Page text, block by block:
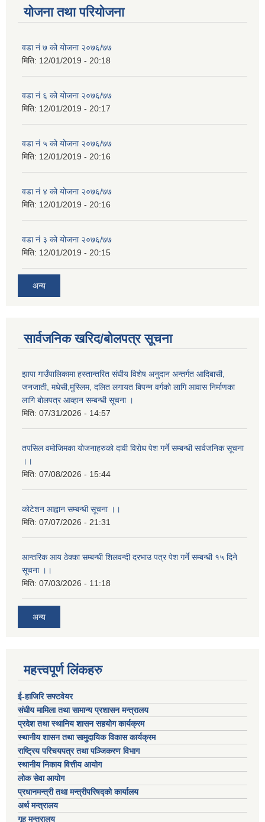
योजना तथा परियोजना
वडा नं ७ को योजना २०७६/७७
मिति: 12/01/2019 - 20:18
वडा नं ६ को योजना २०७६/७७
मिति: 12/01/2019 - 20:17
वडा नं ५ को योजना २०७६/७७
मिति: 12/01/2019 - 20:16
वडा नं ४ को योजना २०७६/७७
मिति: 12/01/2019 - 20:16
वडा नं ३ को योजना २०७६/७७
मिति: 12/01/2019 - 20:15
अन्य
सार्वजनिक खरिद/बोलपत्र सूचना
झापा गाउँपालिकामा हस्तान्तरित संघीय विशेष अनुदान अन्तर्गत आदिबासी,
जनजाती, मधेसी,मुस्लिम, दलित लगायत बिपन्न वर्गको लागि आवास निर्माणका
लागि बोलपत्र आव्हान सम्बन्धी सूचना ।
मिति: 07/31/2026 - 14:57
तपसिल वमोजिमका योजनाहरुको दावी विरोध पेश गर्ने सम्बन्धी सार्वजनिक सूचना
।।
मिति: 07/08/2026 - 15:44
कोटेशन आह्वान सम्बन्धी सूचना ।।
मिति: 07/07/2026 - 21:31
आन्तरिक आय ठेक्का सम्बन्धी शिलवन्दी दरभाउ पत्र पेश गर्ने सम्बन्धी १५ दिने
सूचना ।।
मिति: 07/03/2026 - 11:18
अन्य
महत्त्वपूर्ण लिंकहरु
ई-हाजिरि सफ्टवेयर
संघीय मामिला तथा सामान्य प्रशासन मन्त्रालय
प्रदेश तथा स्थानिय शासन सहयोग कार्यक्रम
स्थानीय शासन तथा सामुदायिक विकास कार्यक्रम
राष्ट्रिय परिचयपत्र तथा पञ्जिकरण विभाग
स्थानीय निकाय वित्तीय आयोग
लोक सेवा आयोग
प्रधानमन्त्री तथा मन्त्रीपरिषद्को कार्यालय
अर्थ मन्त्रालय
गृह मन्त्रालय